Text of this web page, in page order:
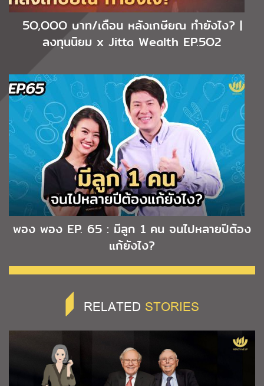
5O,OOO บาท/เดือน หลังเกษียณ ทำยังไง? |
ลงทุนนิยม x Jitta Wealth EP.5O2
พอง พอง EP. 65 : มีลูก 1 คน จนไปหลายปีต้อง
แก้ยังไง?
RELATED STORIES